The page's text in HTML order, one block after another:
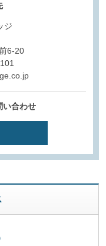
ジ
6-20
い合わせ